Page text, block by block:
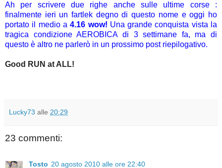
Ah per scrivere due righe anche sulle ultime corse :
finalmente ieri un fartlek degno di questo nome e oggi ho
portato il medio a4.16 wow! Una grande conquista vista la
tragica condizione AEROBICA di 3 settimane fa, ma di
questo è altro ne parlerò in un prossimo post riepilogativo.
Good RUN at ALL!
Lucky73 alle 20:29
23 commenti:
Tosto 20 agosto 2010 alle ore 22:40